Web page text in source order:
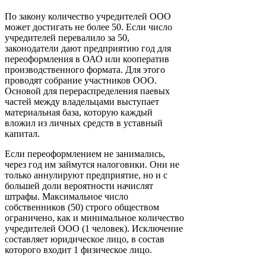
По закону количество учредителей ООО
может достигать не более 50. Если число
учредителей перевалило за 50,
законодатели дают предприятию год для
переоформления в ОАО или кооператив
производственного формата. Для этого
проводят собрание участников ООО.
Основой для перераспределения паевых
частей между владельцами выступает
материальная база, которую каждый
вложил из личных средств в уставный
капитал.
Если переоформлением не занимались,
через год им займутся налоговики. Они не
только аннулируют предприятие, но и с
большей доли вероятности начислят
штрафы. Максимальное число
собственников (50) строго обществом
ограничено, как и минимальное количество
учредителей ООО (1 человек). Исключение
составляет юридическое лицо, в состав
которого входит 1 физическое лицо.